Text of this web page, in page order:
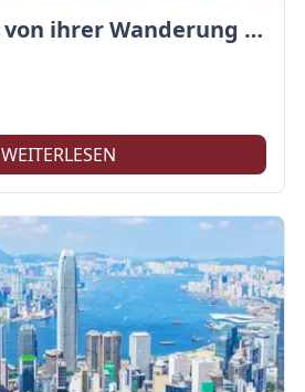
Maria erzählt von ihrer Wanderung auf der Großen Mauer
WEITERLESEN